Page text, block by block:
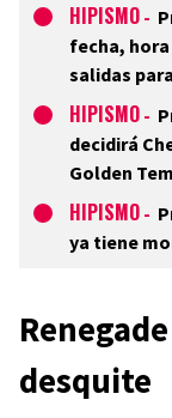
HIPISMO -
fecha,
salidas
HIPISMO -
decidirá
Golden
HIPISMO -
ya tiene
desquite